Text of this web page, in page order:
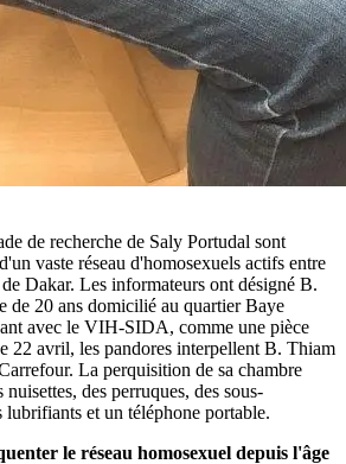
de recherche de Saly Portudal sont
vaste réseau d'homosexuels actifs entre
Dakar. Les informateurs ont désigné B.
de 20 ans domicilié au quartier Baye
avec le VIH-SIDA, comme une pièce
22 avril, les pandores interpellent B. Thiam
La perquisition de sa chambre
des perruques, des sous-
lubrifiants et un téléphone portable.
le réseau homosexuel depuis l'âge